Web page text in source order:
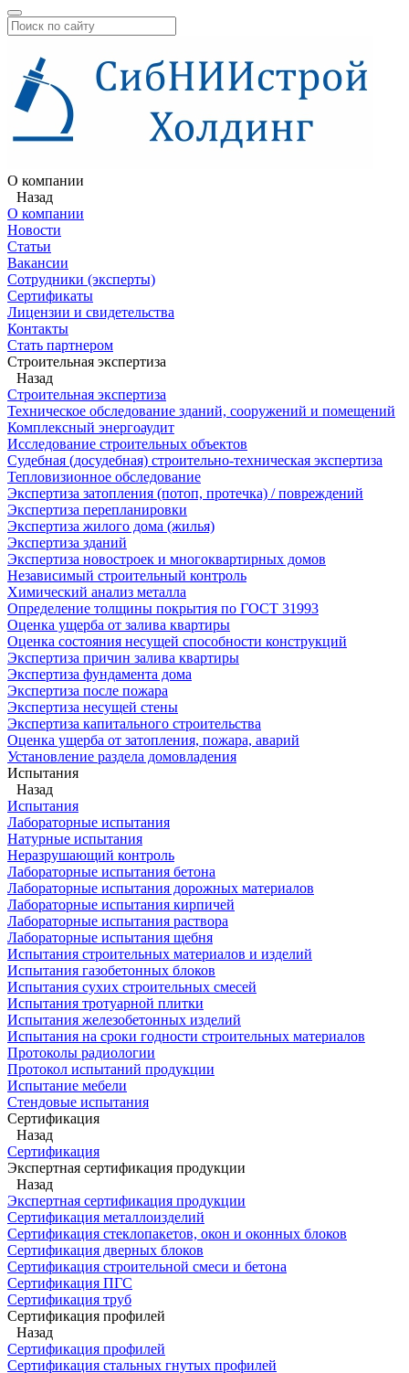
О компании
Назад
О компании
Новости
Статьи
Вакансии
Сотрудники (эксперты)
Сертификаты
Лицензии и свидетельства
Контакты
Стать партнером
Строительная экспертиза
Назад
Строительная экспертиза
Техническое обследование зданий, сооружений и помещений
Комплексный энергоаудит
Исследование строительных объектов
Судебная (досудебная) строительно-техническая экспертиза
Тепловизионное обследование
Экспертиза затопления (потоп, протечка) / повреждений
Экспертиза перепланировки
Экспертиза жилого дома (жилья)
Экспертиза зданий
Экспертиза новостроек и многоквартирных домов
Независимый строительный контроль
Химический анализ металла
Определение толщины покрытия по ГОСТ 31993
Оценка ущерба от залива квартиры
Оценка состояния несущей способности конструкций
Экспертиза причин залива квартиры
Экспертиза фундамента дома
Экспертиза после пожара
Экспертиза несущей стены
Экспертиза капитального строительства
Оценка ущерба от затопления, пожара, аварий
Установление раздела домовладения
Испытания
Назад
Испытания
Лабораторные испытания
Натурные испытания
Неразрушающий контроль
Лабораторные испытания бетона
Лабораторные испытания дорожных материалов
Лабораторные испытания кирпичей
Лабораторные испытания раствора
Лабораторные испытания щебня
Испытания строительных материалов и изделий
Испытания газобетонных блоков
Испытания сухих строительных смесей
Испытания тротуарной плитки
Испытания железобетонных изделий
Испытания на сроки годности строительных материалов
Протоколы радиологии
Протокол испытаний продукции
Испытание мебели
Стендовые испытания
Сертификация
Назад
Сертификация
Экспертная сертификация продукции
Назад
Экспертная сертификация продукции
Сертификация металлоизделий
Сертификация стеклопакетов, окон и оконных блоков
Сертификация дверных блоков
Сертификация строительной смеси и бетона
Сертификация ПГС
Сертификация труб
Сертификация профилей
Назад
Сертификация профилей
Сертификация стальных гнутых профилей